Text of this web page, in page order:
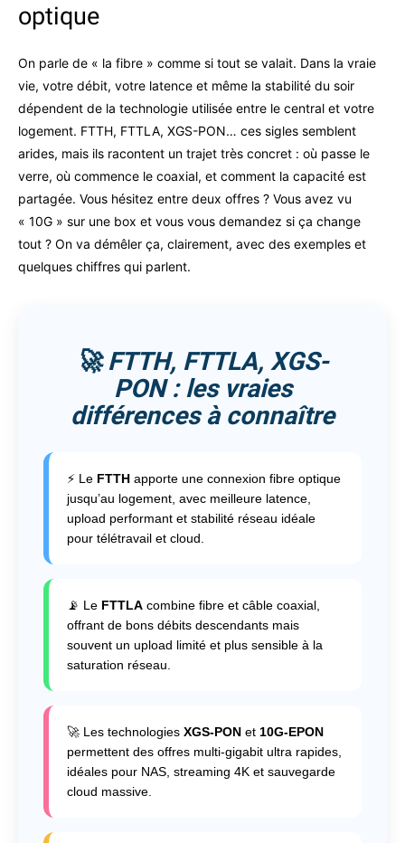
optique
On parle de « la fibre » comme si tout se valait. Dans la vraie
vie, votre débit, votre latence et même la stabilité du soir
dépendent de la technologie utilisée entre le central et votre
logement. FTTH, FTTLA, XGS-PON… ces sigles semblent
arides, mais ils racontent un trajet très concret : où passe le
verre, où commence le coaxial, et comment la capacité est
partagée. Vous hésitez entre deux offres ? Vous avez vu
« 10G » sur une box et vous vous demandez si ça change
tout ? On va démêler ça, clairement, avec des exemples et
quelques chiffres qui parlent.
🚀 FTTH, FTTLA, XGS-
PON : les vraies
différences à connaître
⚡ Le FTTH apporte une connexion fibre optique
jusqu’au logement, avec meilleure latence,
upload performant et stabilité réseau idéale
pour télétravail et cloud.
📡 Le FTTLA combine fibre et câble coaxial,
offrant de bons débits descendants mais
souvent un upload limité et plus sensible à la
saturation réseau.
🚀 Les technologies XGS-PON et 10G-EPON
permettent des offres multi-gigabit ultra rapides,
idéales pour NAS, streaming 4K et sauvegarde
cloud massive.